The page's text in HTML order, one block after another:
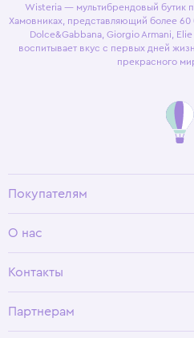
Wisteria — мультибрендовый бутик
Хамовниках, представляющий более
Dolce&Gabbana, Giorgio Armani,
воспитывает вкус с первых дней
прекрасного
Покупателям
Условия возврата
О нас
Программа лояльности
Контакты
Партнерам